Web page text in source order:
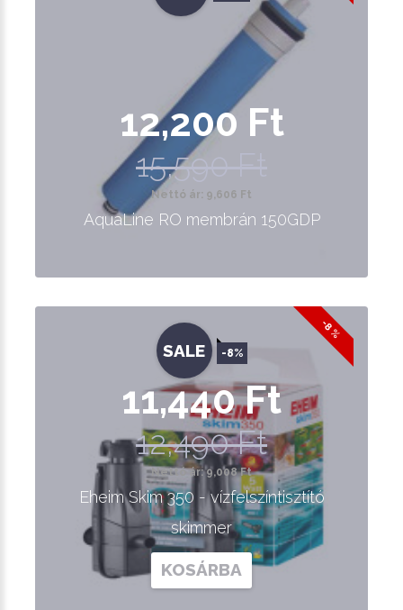
12,200 Ft
15,590 Ft
Nettó ár: 9,606 Ft
AquaLine RO membrán 150GDP
-8 %
SALE -8%
11,440 Ft
12,490 Ft
Nettó ár: 9,008 Ft
Eheim Skim 350 - vízfelszíntisztító
skimmer
KOSÁRBA